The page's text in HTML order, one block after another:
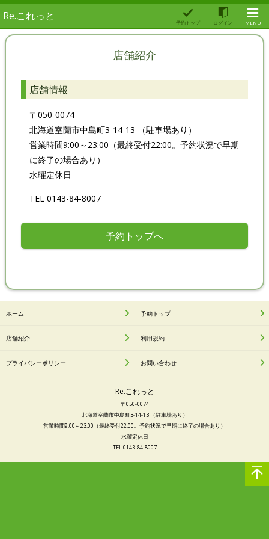
Re.これっと
予約トップ ログイン MENU
店舗紹介
店舗情報
〒050-0074
北海道室蘭市中島町3-14-13 （駐車場あり）
営業時間9:00～23:00（最終受付22:00。予約状況で早期
に終了の場合あり）
水曜定休日
TEL 0143-84-8007
予約トップへ
ホーム 予約トップ
店舗紹介 利用規約
プライバシーポリシー お問い合わせ
Re.これっと
〒050-0074
北海道室蘭市中島町3-14-13 （駐車場あり）
営業時間9:00～23:00（最終受付22:00。予約状況で早期に終了の場合あり）
水曜定休日
TEL 0143-84-8007